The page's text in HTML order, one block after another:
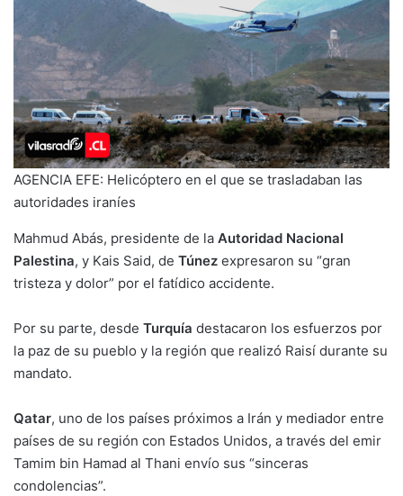
AGENCIA EFE: Helicóptero en el que se trasladaban las
autoridades iraníes
Mahmud Abás, presidente de la Autoridad Nacional
Palestina, y Kais Said, de Túnez expresaron su “gran
tristeza y dolor” por el fatídico accidente.
Por su parte, desde Turquía destacaron los esfuerzos por
la paz de su pueblo y la región que realizó Raisí durante su
mandato.
Qatar, uno de los países próximos a Irán y mediador entre
países de su región con Estados Unidos, a través del emir
Tamim bin Hamad al Thani envío sus “sinceras
condolencias”.